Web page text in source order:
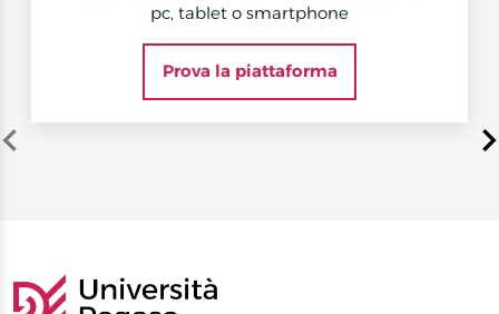
pc, tablet o smartphone
Prova la piattaforma
Item